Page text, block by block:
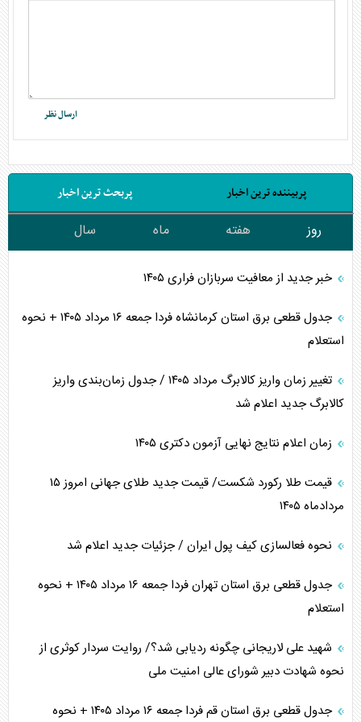
پربیننده ترین اخبار پربحث ترین اخبار
روز هفته ماه سال
خبر جدید از معافیت سربازان فراری ۱۴۰۵
جدول قطعی برق استان کرمانشاه فردا جمعه ۱۶ مرداد ۱۴۰۵ + نحوه
استعلام
تغییر زمان واریز کالابرگ مرداد ۱۴۰۵ / جدول زمان‌بندی واریز
کالابرگ جدید اعلام شد
زمان اعلام نتایج نهایی آزمون دکتری ۱۴۰۵
قیمت طلا رکورد شکست/ قیمت جدید طلای جهانی امروز ۱۵
مردادماه ۱۴۰۵
نحوه فعالسازی کیف پول ایران / جزئیات جدید اعلام شد
جدول قطعی برق استان تهران فردا جمعه ۱۶ مرداد ۱۴۰۵ + نحوه
استعلام
شهید علی لاریجانی چگونه ردیابی شد؟/ روایت سردار کوثری از
نحوه شهادت دبیر شورای عالی امنیت ملی
جدول قطعی برق استان قم فردا جمعه ۱۶ مرداد ۱۴۰۵ + نحوه